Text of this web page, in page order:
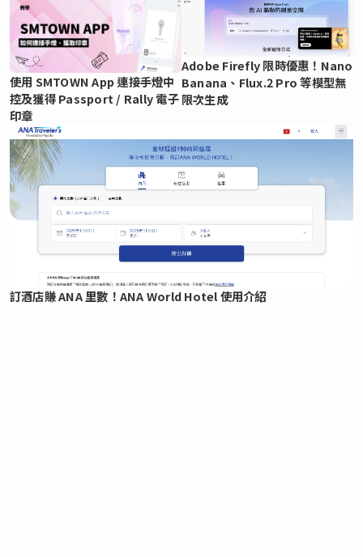
使用 SMTOWN App 連接手燈中
控及獲得 Passport / Rally 電子
印章
Adobe Firefly 限時優惠！Nano
Banana、Flux.2 Pro 等模型無
限次生成
訂酒店賺 ANA 里數！ANA World Hotel 使用介紹